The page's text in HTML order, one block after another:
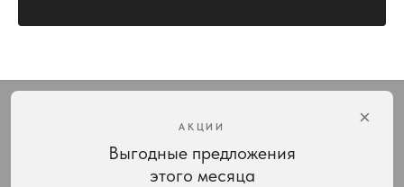
×
АКЦИИ
Выгодные предложения
этого месяца
Интернет-магазин украшений Vivienne Westwood с доставкой по всей России